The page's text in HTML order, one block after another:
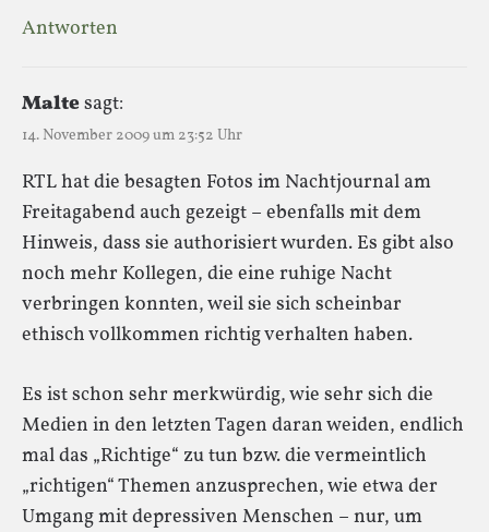
Antworten
Maltesagt:
14. November 2009 um 23:52 Uhr
RTL hat die besagten Fotos im Nachtjournal am
Freitagabend auch gezeigt – ebenfalls mit dem
Hinweis, dass sie authorisiert wurden. Es gibt also
noch mehr Kollegen, die eine ruhige Nacht
verbringen konnten, weil sie sich scheinbar
ethisch vollkommen richtig verhalten haben.
Es ist schon sehr merkwürdig, wie sehr sich die
Medien in den letzten Tagen daran weiden, endlich
mal das „Richtige“ zu tun bzw. die vermeintlich
„richtigen“ Themen anzusprechen, wie etwa der
Umgang mit depressiven Menschen – nur, um